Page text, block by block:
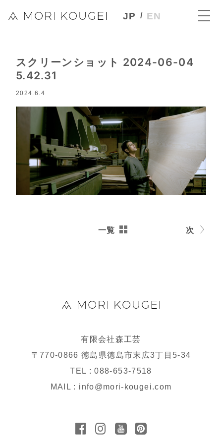
JP EN
スクリーンショット 2024-06-04
5.42.31
2024.6.4
一覧 次
有限会社森工芸
〒770-0866 徳島県徳島市末広3丁目5-34
TEL : 088-653-7518
MAIL : info@mori-kougei.com